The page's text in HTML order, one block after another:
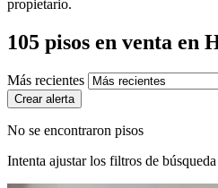
propietario.
105 pisos en venta en
Más recientes
Crear alerta
No se encontraron pisos
Intenta ajustar los filtros de búsqueda